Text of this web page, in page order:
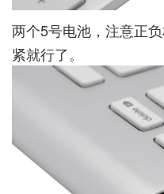
两个5号电池，注意正
紧就行了。